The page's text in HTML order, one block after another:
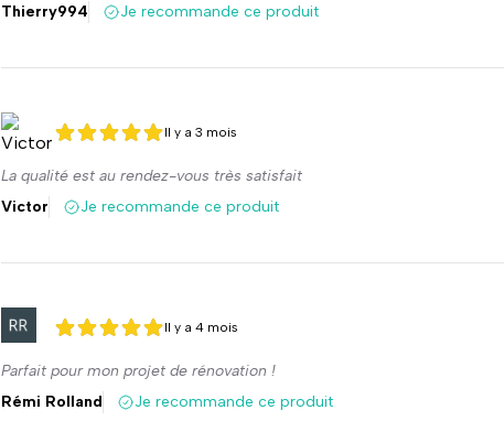
Thierry994
Je recommande ce produit
5 sur 5
5 sur 5
Il y a 3 mois
La qualité est au rendez-vous très satisfait
Victor
Je recommande ce produit
5 sur 5
5 sur 5
Il y a 4 mois
Parfait pour mon projet de rénovation !
Rémi Rolland
Je recommande ce produit